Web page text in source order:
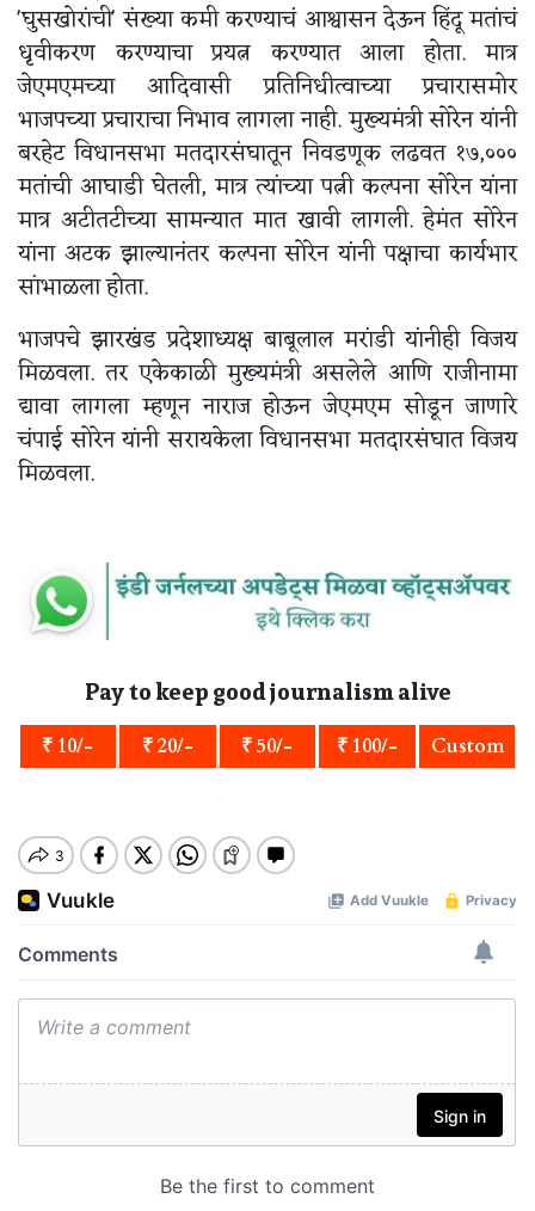
'घुसखोरांची' संख्या कमी करण्याचं आश्वासन देऊन हिंदू मतांचं
धृवीकरण करण्याचा प्रयत्न करण्यात आला होता. मात्र
जेएमएमच्या आदिवासी प्रतिनिधीत्वाच्या प्रचारासमोर
भाजपच्या प्रचाराचा निभाव लागला नाही. मुख्यमंत्री सोरेन यांनी
बरहेट विधानसभा मतदारसंघातून निवडणूक लढवत १७,०००
मतांची आघाडी घेतली, मात्र त्यांच्या पत्नी कल्पना सोरेन यांना
मात्र अटीतटीच्या सामन्यात मात खावी लागली. हेमंत सोरेन
यांना अटक झाल्यानंतर कल्पना सोरेन यांनी पक्षाचा कार्यभार
सांभाळला होता.
भाजपचे झारखंड प्रदेशाध्यक्ष बाबूलाल मरांडी यांनीही विजय
मिळवला. तर एकेकाळी मुख्यमंत्री असलेले आणि राजीनामा
द्यावा लागला म्हणून नाराज होऊन जेएमएम सोडून जाणारे
चंपाई सोरेन यांनी सरायकेला विधानसभा मतदारसंघात विजय
मिळवला.
Pay to keep good journalism alive
₹ 10/- ₹ 20/- ₹ 50/- ₹ 100/- Custom